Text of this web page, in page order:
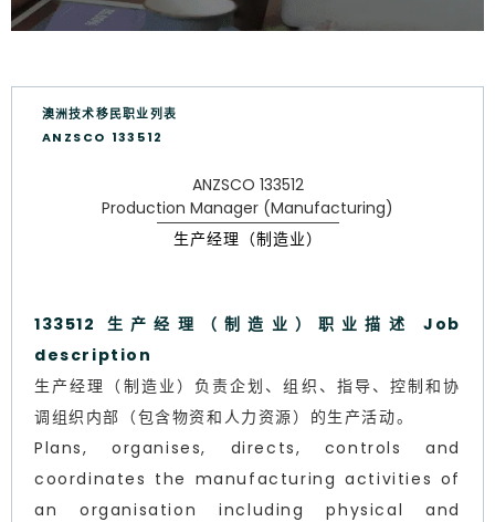
澳洲技术移民职业列表
ANZSCO 133512
ANZSCO 133512
Production Manager (Manufacturing)
生产经理（制造业）
133512 生产经理（制造业）职业描述 Job
description
生产经理（制造业）负责企划、组织、指导、控制和协
调组织内部（包含物资和人力资源）的生产活动。
Plans, organises, directs, controls and
coordinates the manufacturing activities of
an organisation including physical and